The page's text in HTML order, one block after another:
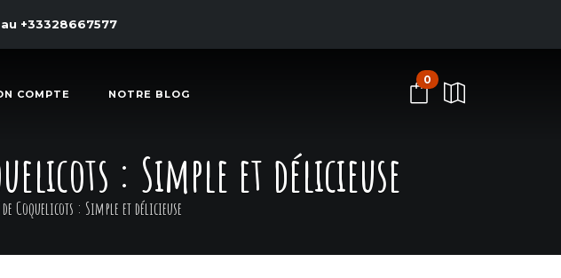
+33328667577
COMPTE NOTRE BLOG
0
: Simple et délicieuse
Coquelicots : Simple et délicieuse